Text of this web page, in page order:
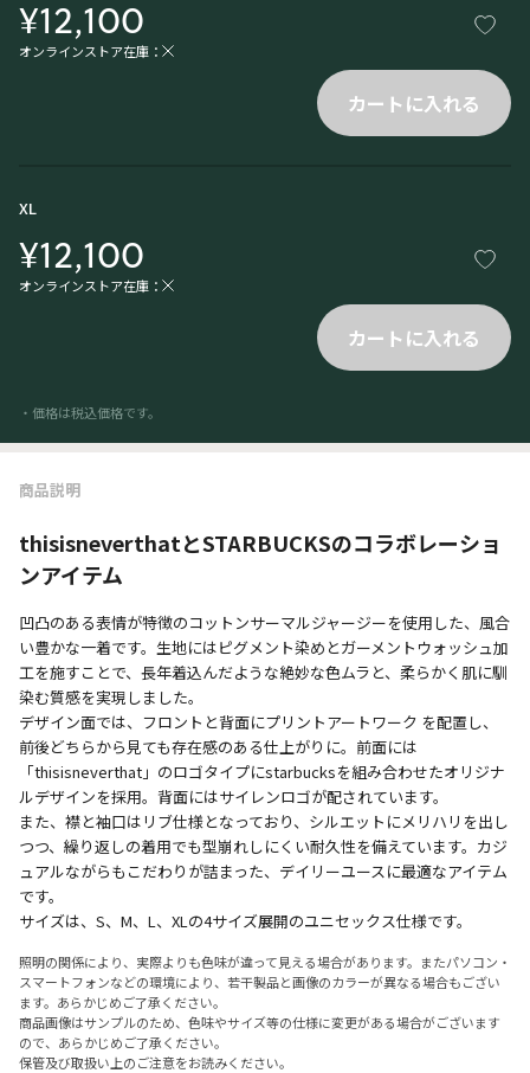
¥12,100
オンラインストア在庫：
カートに入れる
XL
¥12,100
オンラインストア在庫：
カートに入れる
・価格は税込価格です。
商品説明
thisisneverthatとSTARBUCKSのコラボレーショ
ンアイテム
凹凸のある表情が特徴のコットンサーマルジャージーを使用した、風合
い豊かな一着です。生地にはピグメント染めとガーメントウォッシュ加
工を施すことで、長年着込んだような絶妙な色ムラと、柔らかく肌に馴
染む質感を実現しました。
デザイン面では、フロントと背面にプリントアートワーク を配置し、
前後どちらから見ても存在感のある仕上がりに。前面には
「thisisneverthat」のロゴタイプにstarbucksを組み合わせたオリジナ
ルデザインを採用。背面にはサイレンロゴが配されています。
また、襟と袖口はリブ仕様となっており、シルエットにメリハリを出し
つつ、繰り返しの着用でも型崩れしにくい耐久性を備えています。カジ
ュアルながらもこだわりが詰まった、デイリーユースに最適なアイテム
です。
サイズは、S、M、L、XLの4サイズ展開のユニセックス仕様です。
照明の関係により、実際よりも色味が違って見える場合があります。またパソコン・
スマートフォンなどの環境により、若干製品と画像のカラーが異なる場合もござい
ます。あらかじめご了承ください。
商品画像はサンプルのため、色味やサイズ等の仕様に変更がある場合がございます
ので、あらかじめご了承ください。
保管及び取扱い上のご注意をお読みください。